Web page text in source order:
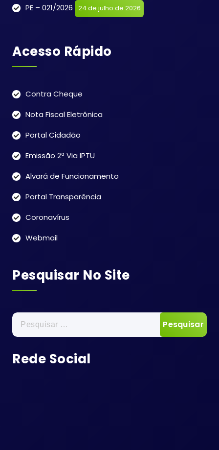
PE – 021/2026 24 de julho de 2026
Acesso Rápido
Contra Cheque
Nota Fiscal Eletrônica
Portal Cidadão
Emissão 2ª Via IPTU
Alvará de Funcionamento
Portal Transparência
Coronavírus
Webmail
Pesquisar No Site
Pesquisar
por:
Rede Social